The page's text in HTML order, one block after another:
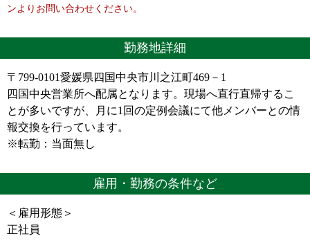
ンよりお問い合わせください。
勤務地詳細
〒799-0101愛媛県四国中央市川之江町469－1
四国中央営業所へ配属となります。現場へ直行直帰するこ
とが多いですが、月に1回の定例会議にて他メンバーとの情
報交換を行っています。
※転勤：当面無し
雇用・勤務の条件など
＜雇用形態＞
正社員